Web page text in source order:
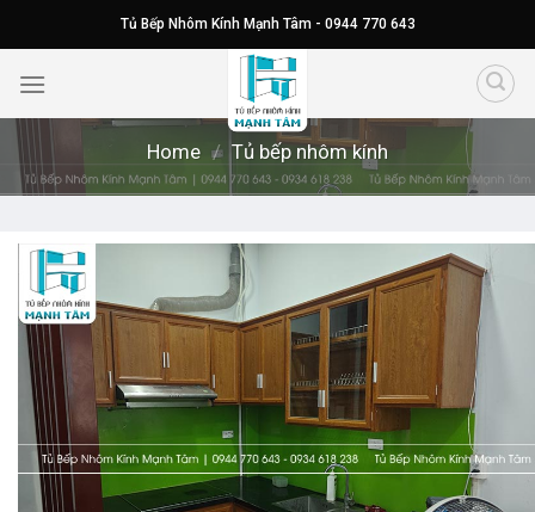
to
content
Tủ Bếp Nhôm Kính Mạnh Tâm - 0944 770 643
Home / Tủ bếp nhôm kính